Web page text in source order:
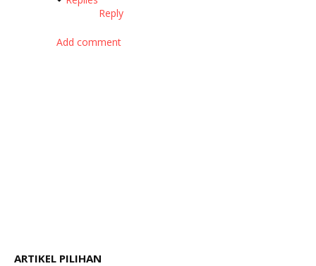
Reply
Add comment
ARTIKEL PILIHAN